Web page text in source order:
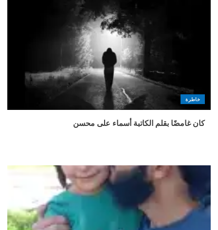
خاطرة
كان غامضًا بقلم الكاتبة أسماء على محسن